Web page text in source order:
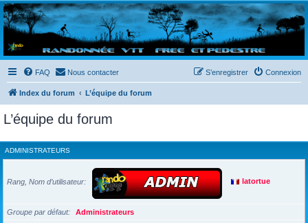
Randovttfree.fr
Bienvenue sur le site des randos vtt et pédestre de Bretagne . Bonne navigation sur le site
et bonnes randos dans l'Ouest !
FAQ Nous contacter Connexion
S’enregistrer
Index du forum L’équipe du forum
L’équipe du forum
ADMINISTRATEURS
Rang, Nom d’utilisateur latortue
Groupe par défaut
Administrateurs